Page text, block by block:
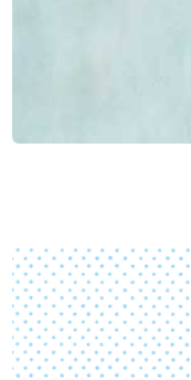
これから
「ガイア
【オルゴ
間～10日
じが。
「バカ言
っぷりの
神社でお
これが本当
夏のニオイ